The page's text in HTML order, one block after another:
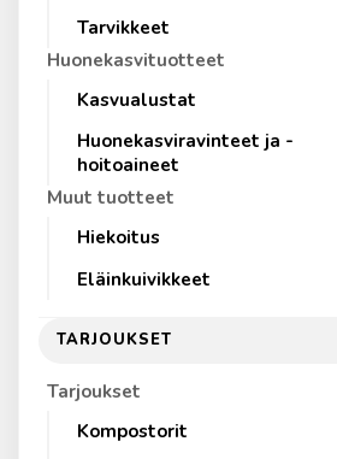
Tarvikkeet
Huonekasvituotteet
Kasvualustat
Huonekasviravinteet ja -
hoitoaineet
Muut tuotteet
Hiekoitus
Eläinkuivikkeet
TARJOUKSET
Tarjoukset
Kompostorit